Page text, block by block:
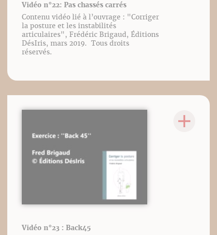
Vidéo n°22: Pas chassés carrés
Contenu vidéo lié à l’ouvrage : "Corriger
la posture et les instabilités
articulaires", Frédéric Brigaud, Éditions
DésIris, mars 2019. Tous droits
réservés.
Vidéo n°23 : Back45